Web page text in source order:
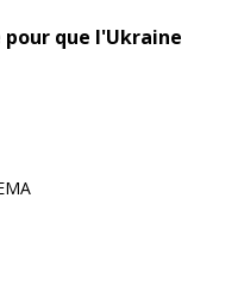
que l'Ukraine